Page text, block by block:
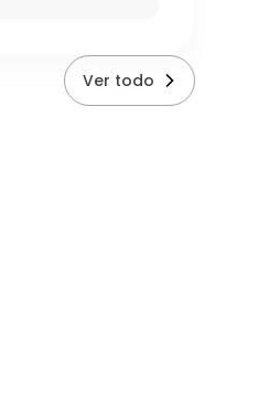
Ver todo